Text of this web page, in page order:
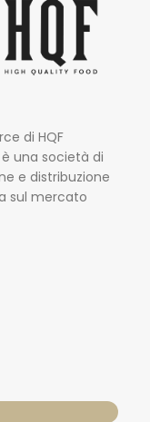
di HQF
una società di
e distribuzione
sul mercato